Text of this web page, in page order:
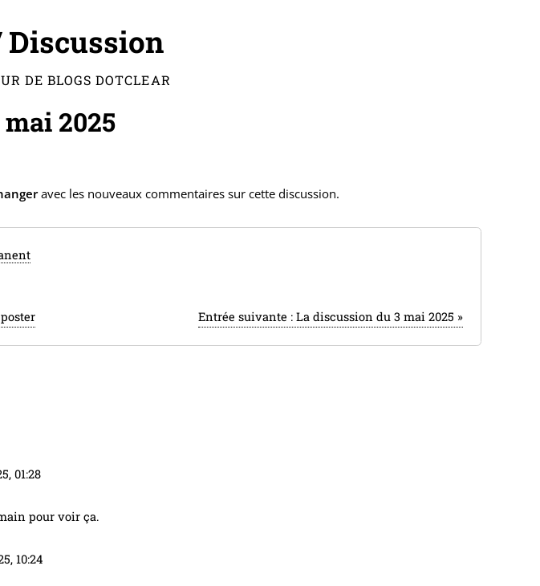
DE BLOGS DOTCLEAR
2025
avec les nouveaux commentaires sur cette discussion.
Entrée suivante : La discussion du 3 mai 2025 »
01:28
pour voir ça.
10:24